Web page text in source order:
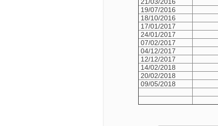
19/07/2016
18/10/2016
17/01/2017
24/01/2017
07/02/2017
04/12/2017
12/12/2017
14/02/2018
20/02/2018
09/05/2018